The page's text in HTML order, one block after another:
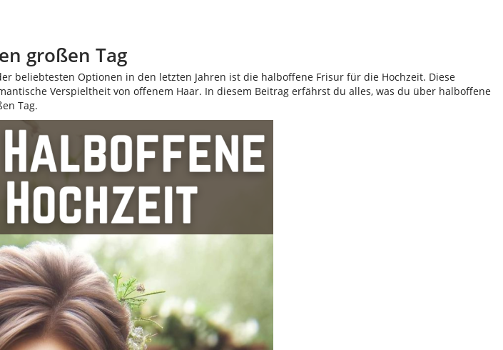
großen Tag
beliebtesten Optionen in den letzten Jahren ist die halboffene Frisur für die Hochzeit. Diese
Verspieltheit von offenem Haar. In diesem Beitrag erfährst du alles, was du über halboffene
Tag.